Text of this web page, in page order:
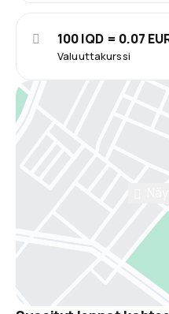
Valuuttakurssi
100 IQD = 0.07